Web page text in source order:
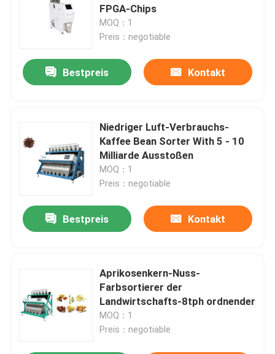
Produkte
FPGA-Chips
MOQ：1
Preis：negotiable
Bestpreis Kontakt
Niedriger Luft-Verbrauchs-
Kaffee Bean Sorter With 5 - 10
Milliarde Ausstoßen
MOQ：1
Preis：negotiable
Bestpreis Kontakt
Aprikosenkern-Nuss-
Farbsortierer der
Landwirtschafts-8tph ordnender
MOQ：1
Preis：negotiable